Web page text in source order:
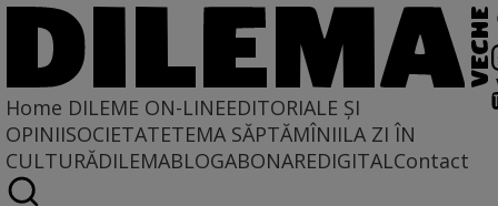
Home DILEME ON-LINEEDITORIALE ȘI
OPINIISOCIETATETEMA SĂPTĂMÎNIILA ZI ÎN
CULTURĂDILEMABLOGABONAREDIGITALContact